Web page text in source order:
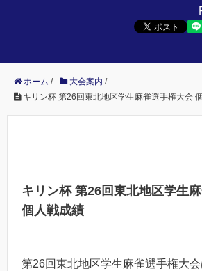
ホーム / 大会案内 /
キリン杯 第26回東北地区学生麻雀選手権大会
キリン杯 第26回東北地区学生
個人戦成績
第26回東北地区学生麻雀選手権大